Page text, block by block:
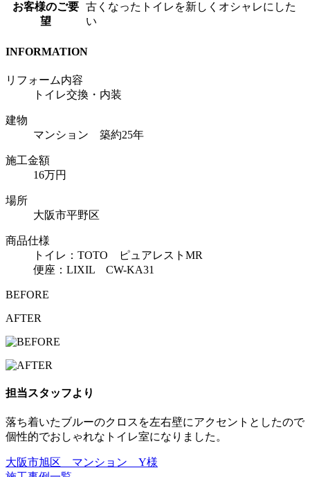
お客様のご要
望
古くなったトイレを新しくオシャレにした
い
INFORMATION
リフォーム内容
トイレ交換・内装
建物
マンション 築約25年
施工金額
16万円
場所
大阪市平野区
商品仕様
トイレ：TOTO ピュアレストMR
便座：LIXIL CW-KA31
BEFORE
AFTER
担当スタッフより
落ち着いたブルーのクロスを左右壁にアクセントとしたので
個性的でおしゃれなトイレ室になりました。
大阪市旭区 マンション Y様